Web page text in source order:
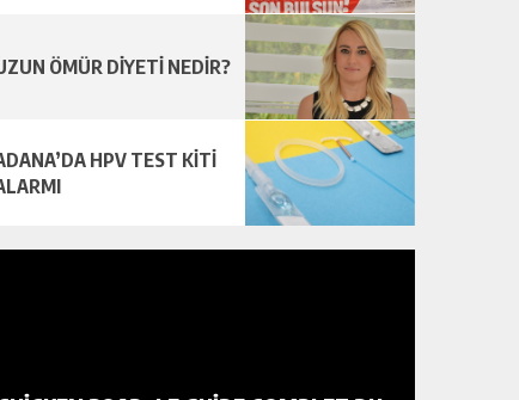
ÖMÜR DİYETİ NEDİR?
HPV TEST KİTİ